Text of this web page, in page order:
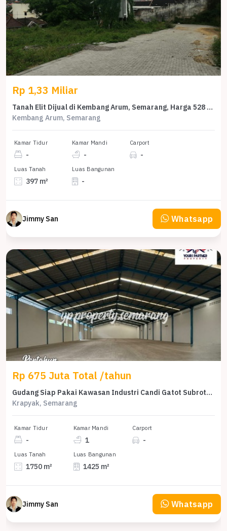
Rp 1,33 Miliar
Tanah Elit Dijual di Kembang Arum, Semarang, Harga 528 Miliar
Kembang Arum, Semarang
Kamar Tidur
-
Kamar Mandi
-
Carport
-
Luas Tanah
397 m²
Luas Bangunan
-
Jimmy San Whatsapp
Rp 675 Juta Total /tahun
Gudang Siap Pakai Kawasan Industri Candi Gatot Subroto Semarang
Krapyak, Semarang
Kamar Tidur
-
Kamar Mandi
1
Carport
-
Luas Tanah
1750 m²
Luas Bangunan
1425 m²
Jimmy San Whatsapp